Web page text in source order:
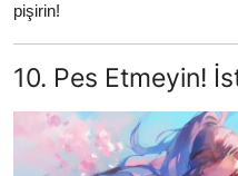
pişirin!
10. Pes Etmeyin!